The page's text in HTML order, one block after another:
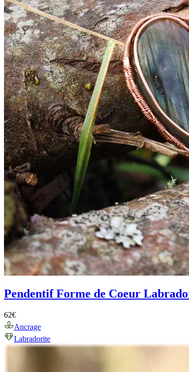
Pendentif Forme de Coeur
62€
Ancrage
Labradorite